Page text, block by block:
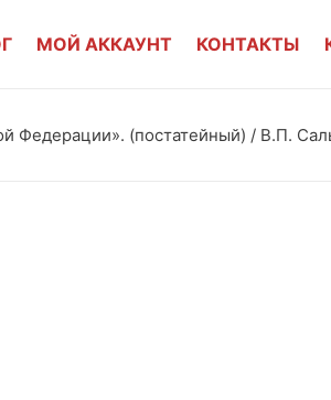
МОЙ АККАУНТ КОНТАКТЫ
Федерации». (постатейный) / В.П.